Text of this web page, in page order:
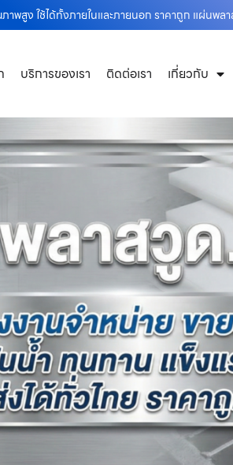
สูง ใช้ได้ทั้งภายในและภายนอก ราคาถูก แผ่นพล
บริการของเรา ติดต่อเรา เกี่ยวกับ